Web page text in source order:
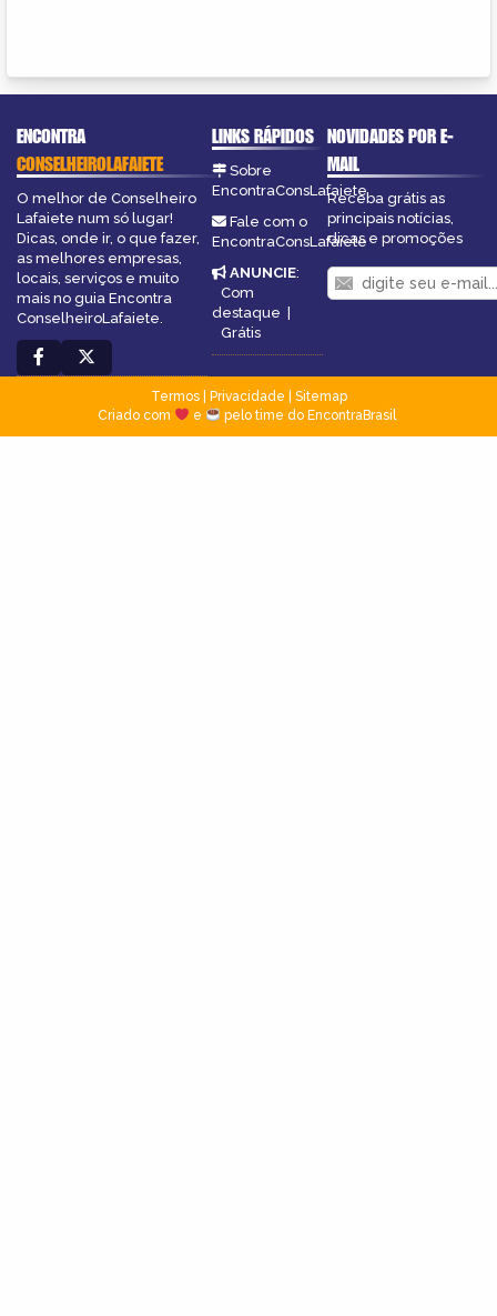
ENCONTRA
CONSELHEIROLAFAIETE
O melhor de Conselheiro
Lafaiete num só lugar!
Dicas, onde ir, o que fazer,
as melhores empresas,
locais, serviços e muito
mais no guia Encontra
ConselheiroLafaiete.
LINKS RÁPIDOS
Sobre
EncontraConsLafaiete
Fale com o
EncontraConsLafaiete
ANUNCIE:
Com
destaque |
Grátis
NOVIDADES POR E-
MAIL
Receba grátis as
principais notícias,
dicas e promoções
Termos| Privacidade
Sitemap
Criado com
e pelo time do EncontraBrasil